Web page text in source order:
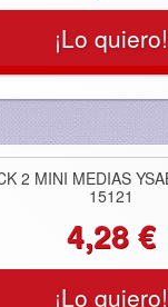
¡Lo quiero!
2 MINI MEDIAS
15121
4,28 €
¡Lo quiero!